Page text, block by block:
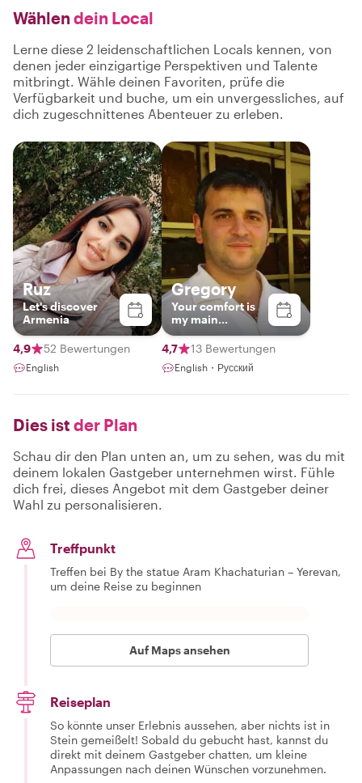
Wählen dein Local
Lerne diese 2 leidenschaftlichen Locals kennen, von
denen jeder einzigartige Perspektiven und Talente
mitbringt. Wähle deinen Favoriten, prüfe die
Verfügbarkeit und buche, um ein unvergessliches, auf
dich zugeschnittenes Abenteuer zu erleben.
Ruz
Let's discover
Armenia
4,9 52 Bewertungen
English
Gregory
Your comfort is
my main
priority:)
4,7
13 Bewertungen
English・Русский
Dies ist der Plan
Schau dir den Plan unten an, um zu sehen, was du mit
deinem lokalen Gastgeber unternehmen wirst. Fühle
dich frei, dieses Angebot mit dem Gastgeber deiner
Wahl zu personalisieren.
Treffpunkt
Treffen bei By the statue Aram Khachaturian – Yerevan,
um deine Reise zu beginnen
Auf Maps ansehen
Reiseplan
So könnte unser Erlebnis aussehen, aber nichts ist in
Stein gemeißelt! Sobald du gebucht hast, kannst du
direkt mit deinem Gastgeber chatten, um kleine
Anpassungen nach deinen Wünschen vorzunehmen.